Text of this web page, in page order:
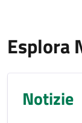
Esplora
Notizie